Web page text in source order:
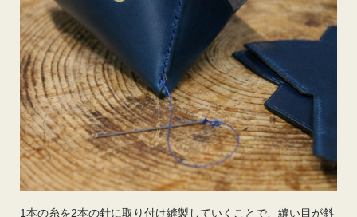
1本の糸を2本の針に取り付け縫製していくことで、縫い目が斜